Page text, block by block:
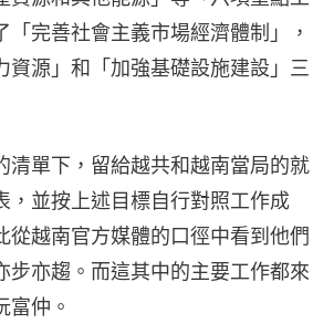
「完善社會主義市場經濟體制」，
資源」和「加強基礎設施建設」三
清單下，留給越共和越南當局的就
，並按上述目標自行對照工作成
從越南官方媒體的口徑中看到他們
步亦趨。而這其中的主要工作都來
富仲。